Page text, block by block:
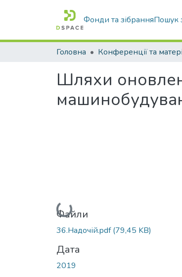
Фонди та зібранняПошук
Головна
Шляхи
Вантажиться...
Файли
36.Надочій.pdf(79,45 KB)
Дата
2019